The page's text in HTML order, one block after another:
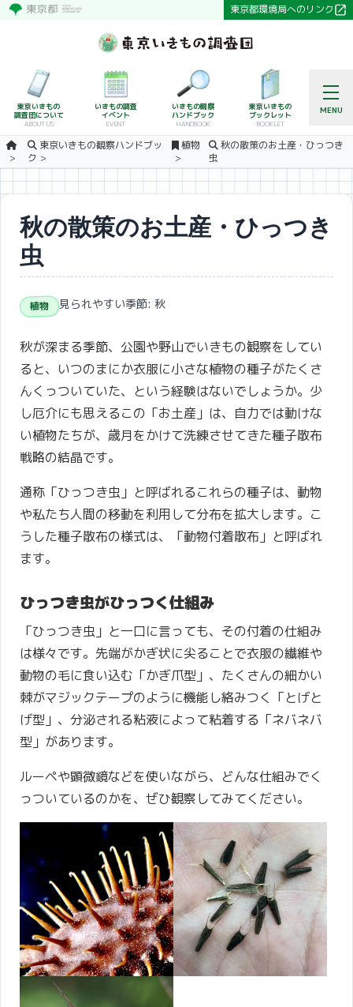
東京都環境局へのリンク
MENU
東京いきもの
調査団について
ABOUT US
いきもの調査
イベント
EVENT
いきもの観察
ハンドブック
HANDBOOK
東京いきもの
ブックレット
BOOKLET
東京いきもの観察ハンドブッ
ク
植物
秋の散策のお土産・ひっつき
虫
秋の散策のお土産・ひっつき
虫
植物 見られやすい季節: 秋
秋が深まる季節、公園や野山でいきもの観察をしてい
ると、いつのまにか衣服に小さな植物の種子がたくさ
んくっついていた、という経験はないでしょうか。少
し厄介にも思えるこの「お土産」は、自力では動けな
い植物たちが、歳月をかけて洗練させてきた種子散布
戦略の結晶です。
通称「ひっつき虫」と呼ばれるこれらの種子は、動物
や私たち人間の移動を利用して分布を拡大します。こ
うした種子散布の様式は、「動物付着散布」と呼ばれ
ます。
ひっつき虫がひっつく仕組み
「ひっつき虫」と一口に言っても、その付着の仕組み
は様々です。先端がかぎ状に尖ることで衣服の繊維や
動物の毛に食い込む「かぎ爪型」、たくさんの細かい
棘がマジックテープのように機能し絡みつく「とげと
げ型」、分泌される粘液によって粘着する「ネバネバ
型」があります。
ルーペや顕微鏡などを使いながら、どんな仕組みでく
っついているのかを、ぜひ観察してみてください。